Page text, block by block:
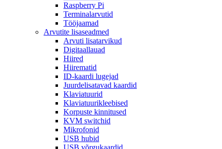
Raspberry Pi
Terminalarvutid
Tööjaamad
Arvutite lisaseadmed
Arvuti lisatarvikud
Digitaallauad
Hiired
Hiirematid
ID-kaardi lugejad
Juurdelisatavad kaardid
Klaviatuurid
Klaviatuurikleebised
Korpuste kinnitused
KVM switchid
Mikrofonid
USB hubid
USB võrgukaardid